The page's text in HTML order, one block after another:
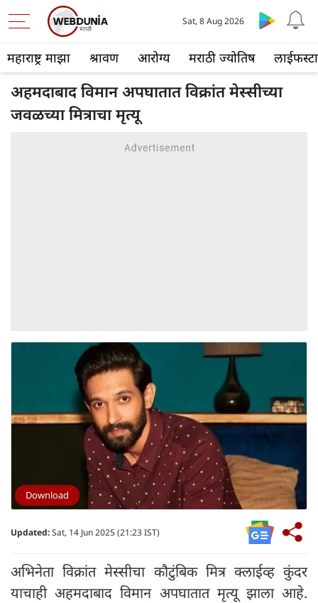
महाराष्ट्र माझा श्रावण आरोग्य मराठी ज्योतिष
Sat, 8 Aug 2026
अहमदाबाद विमान अपघातात विक्रांत मेस्सीच्या
जवळच्या मित्राचा मृत्यू
Download
Updated:Sat, 14 Jun 2025 (21:23 IST)
अभिनेता विक्रांत मेस्सीचा कौटुंबिक मित्र क्लाईव्ह कुंदर
याचाही अहमदाबाद विमान अपघातात मृत्यू झाला आहे.